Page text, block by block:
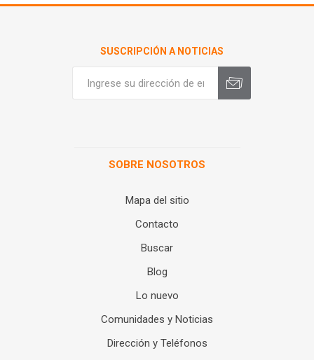
SUSCRIPCIÓN A NOTICIAS
SOBRE NOSOTROS
Mapa del sitio
Contacto
Buscar
Blog
Lo nuevo
Comunidades y Noticias
Dirección y Teléfonos